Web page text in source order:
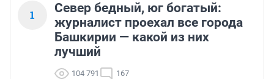
1
Север бедный, юг богатый:
журналист проехал все города
Башкирии — какой из них
лучший
104 791 167